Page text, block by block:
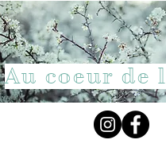
Au coeur de